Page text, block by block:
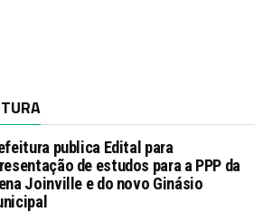
publica Edital para
de estudos para a PPP da
Joinville e do novo Ginásio